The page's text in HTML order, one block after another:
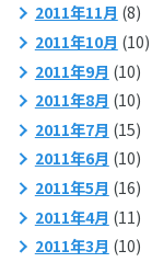
2011年11月 (8)
2011年10月 (10)
2011年9月 (10)
2011年8月 (10)
2011年7月 (15)
2011年6月 (10)
2011年5月 (16)
2011年4月 (11)
2011年3月 (10)